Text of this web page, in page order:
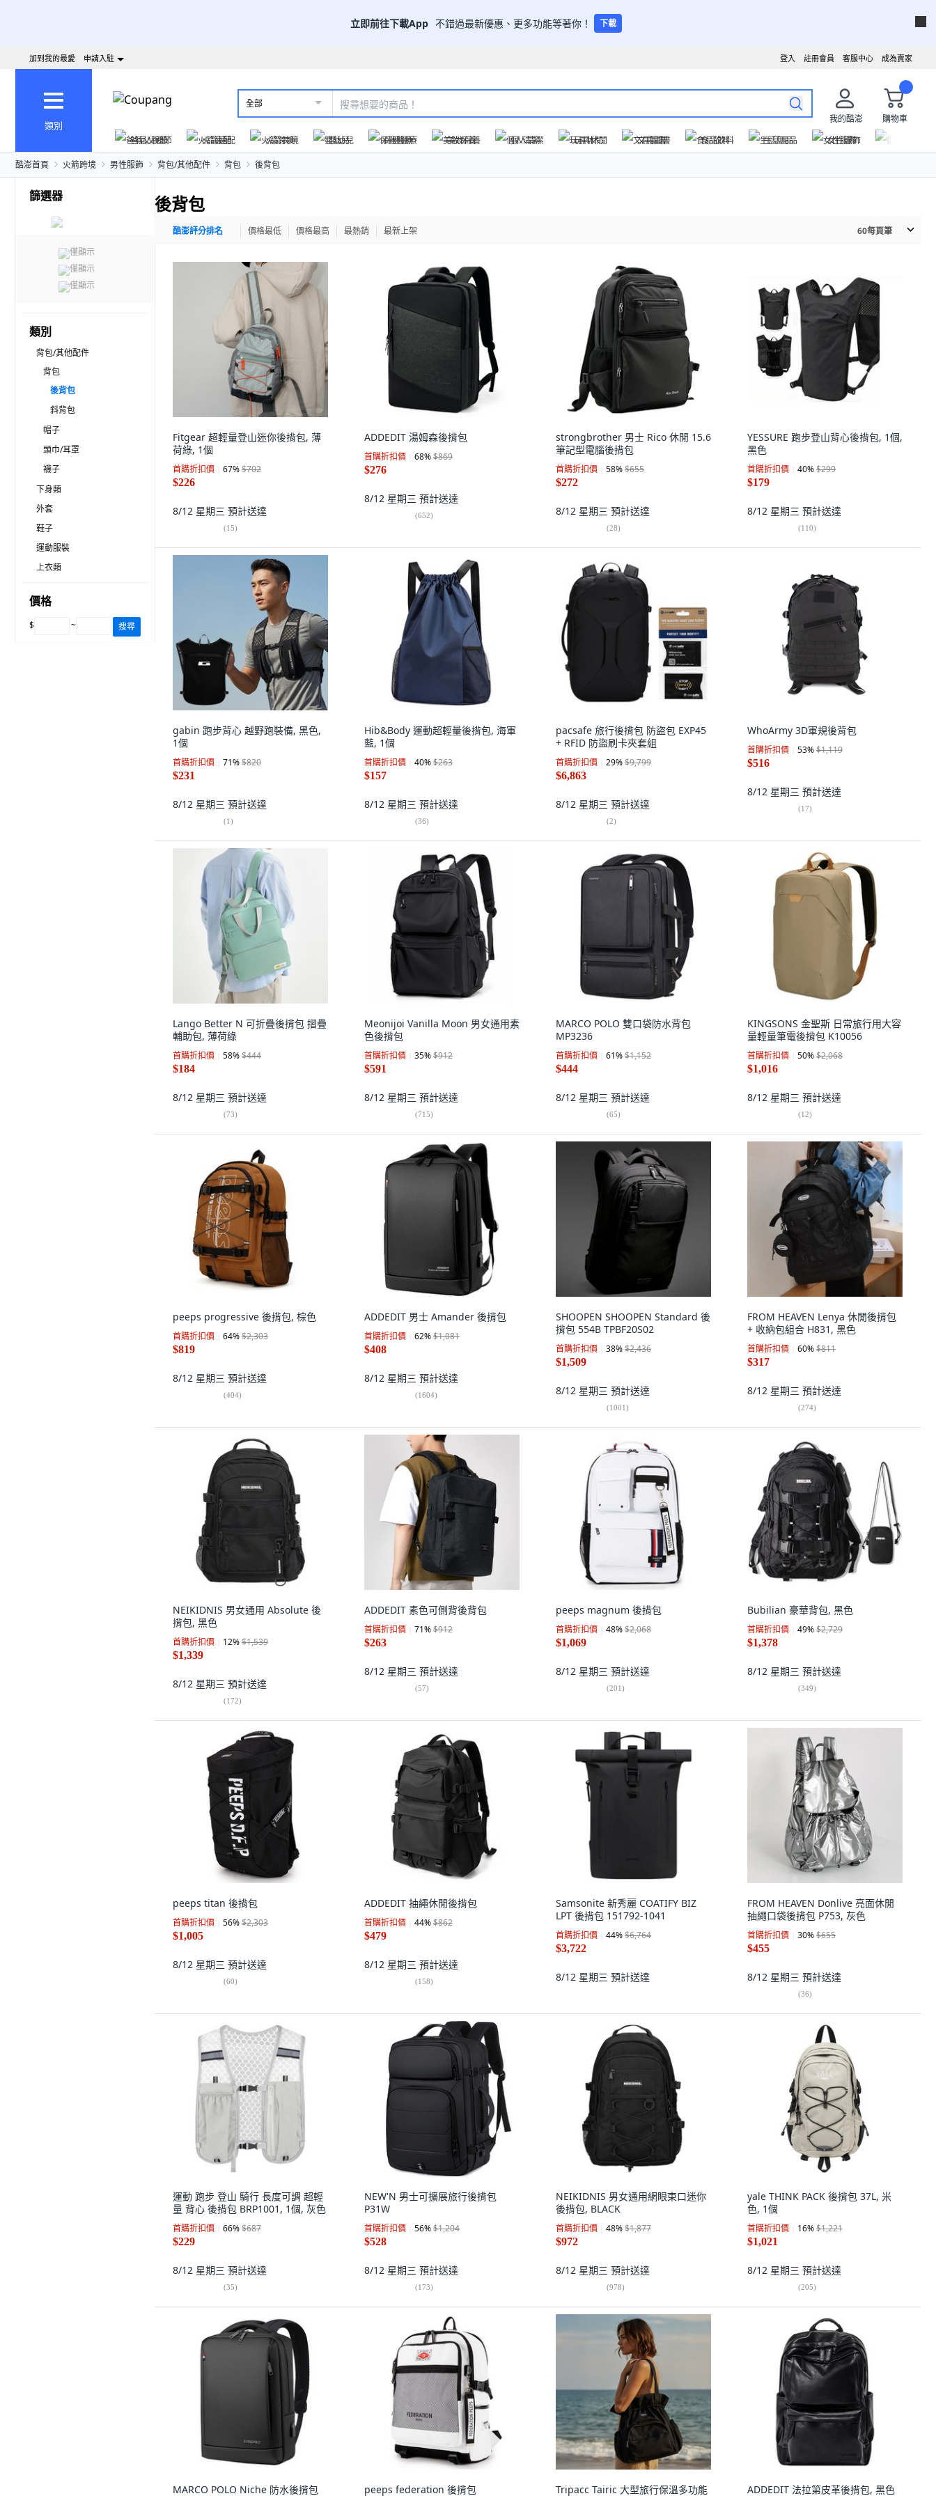
立即前往下載App 不錯過最新優惠、更多功能等著你！ 下載
成為賣家
客服中心
註冊會員
登入
加到我的最愛 申請入駐
類別
全部
我的酷澎
購物車
爸氣父親節
火箭速配 火箭跨境 嬰幼兒 保健醫療 美妝保養 個人清潔 玩具休閒 文具圖書 食品飲料 生活用品 女性服飾
酷澎首頁 火箭跨境 男性服飾 背包/其他配件 背包 後背包
篩選器
僅顯示
僅顯示
僅顯示
類別
背包/其他配件
背包
後背包
斜背包
帽子
頭巾/耳罩
襪子
下身類
外套
鞋子
運動服裝
上衣類
價格
$ ~ 搜尋
後背包
酷澎評分排名 價格最低 價格最高 最熱銷 最新上架 60每頁筆
Fitgear 超輕量登山迷你後揹包, 薄
荷綠, 1個
首購折扣價 67%$702
$226
8/12 星期三 預計送達
(15)
ADDEDIT 湯姆森後揹包
首購折扣價 68%$869
$276
8/12 星期三 預計送達
(652)
strongbrother 男士 Rico 休閒 15.6
筆記型電腦後揹包
首購折扣價 58%$655
$272
8/12 星期三 預計送達
(28)
YESSURE 跑步登山背心後揹包, 1個,
黑色
首購折扣價 40%$299
$179
8/12 星期三 預計送達
(110)
gabin 跑步背心 越野跑裝備, 黑色,
1個
首購折扣價 71%$820
$231
8/12 星期三 預計送達
(1)
Hib&Body 運動超輕量後揹包, 海軍
藍, 1個
首購折扣價 40%$263
$157
8/12 星期三 預計送達
(36)
pacsafe 旅行後揹包 防盜包 EXP45
+ RFID 防盜刷卡夾套組
首購折扣價 29%$9,799
$6,863
8/12 星期三 預計送達
(2)
WhoArmy 3D軍規後背包
首購折扣價 53%$1,119
$516
8/12 星期三 預計送達
(17)
Lango Better N 可折疊後揹包 摺疊
輔助包, 薄荷綠
首購折扣價 58%$444
$184
8/12 星期三 預計送達
(73)
Meonijoi Vanilla Moon 男女通用素
色後揹包
首購折扣價 35%$912
$591
8/12 星期三 預計送達
(715)
MARCO POLO 雙口袋防水背包
MP3236
首購折扣價 61%$1,152
$444
8/12 星期三 預計送達
(65)
KINGSONS 金聖斯 日常旅行用大容
量輕量筆電後揹包 K10056
首購折扣價 50%$2,068
$1,016
8/12 星期三 預計送達
(12)
peeps progressive 後揹包, 棕色
首購折扣價 64%$2,303
$819
8/12 星期三 預計送達
(404)
ADDEDIT 男士 Amander 後揹包
首購折扣價 62%$1,081
$408
8/12 星期三 預計送達
(1604)
SHOOPEN SHOOPEN Standard 後
揹包 554B TPBF20S02
首購折扣價 38%$2,436
$1,509
8/12 星期三 預計送達
(1001)
FROM HEAVEN Lenya 休閒後揹包
+ 收納包組合 H831, 黑色
首購折扣價 60%$811
$317
8/12 星期三 預計送達
(274)
NEIKIDNIS 男女通用 Absolute 後
揹包, 黑色
首購折扣價 12%$1,539
$1,339
8/12 星期三 預計送達
(172)
ADDEDIT 素色可側背後背包
首購折扣價 71%$912
$263
8/12 星期三 預計送達
(57)
peeps magnum 後揹包
首購折扣價 48%$2,068
$1,069
8/12 星期三 預計送達
(201)
Bubilian 豪華背包, 黑色
首購折扣價 49%$2,729
$1,378
8/12 星期三 預計送達
(349)
peeps titan 後揹包
首購折扣價 56%$2,303
$1,005
8/12 星期三 預計送達
(60)
ADDEDIT 抽繩休閒後揹包
首購折扣價 44%$862
$479
8/12 星期三 預計送達
(158)
Samsonite 新秀麗 COATIFY BIZ
LPT 後揹包 151792-1041
首購折扣價 44%$6,764
$3,722
8/12 星期三 預計送達
FROM HEAVEN Donlive 亮面休閒
抽繩口袋後揹包 P753, 灰色
首購折扣價 30%$655
$455
8/12 星期三 預計送達
(36)
運動 跑步 登山 騎行 長度可調 超輕
量 背心 後揹包 BRP1001, 1個, 灰色
首購折扣價 66%$687
$229
8/12 星期三 預計送達
(35)
NEW'N 男士可擴展旅行後揹包
P31W
首購折扣價 56%$1,204
$528
8/12 星期三 預計送達
(173)
NEIKIDNIS 男女通用網眼束口迷你
後揹包, BLACK
首購折扣價 48%$1,877
$972
8/12 星期三 預計送達
(978)
yale THINK PACK 後揹包 37L, 米
色, 1個
首購折扣價 16%$1,221
$1,021
8/12 星期三 預計送達
(205)
MARCO POLO Niche 防水後揹包
peeps federation 後揹包
Tripacc Tairic 大型旅行保溫多功能
ADDEDIT 法拉第皮革後揹包, 黑色